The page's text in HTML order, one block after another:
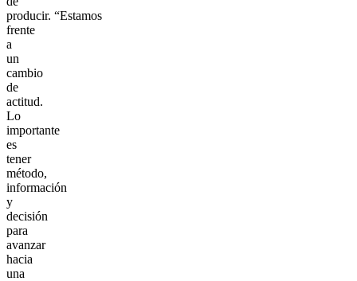
producir. “Estamos
frente
a
un
cambio
de
actitud.
Lo
importante
es
tener
método,
información
y
decisión
para
avanzar
hacia
una